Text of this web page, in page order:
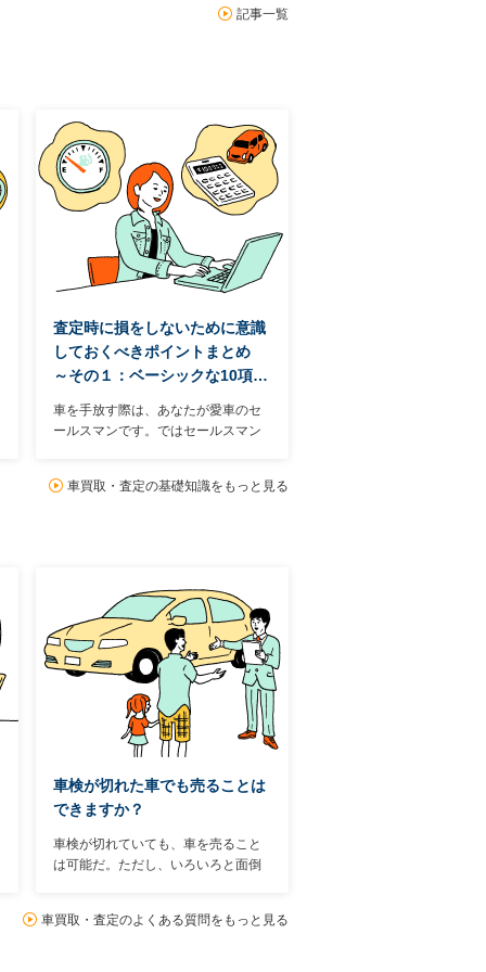
記事一覧
査定時に損をしないために意識
しておくべきポイントまとめ
～その１：ベーシックな10項…
車を手放す際は、あなたが愛車のセ
ールスマンです。ではセールスマン
19項目ある。中には日頃の使い方次
車買取・査定の基礎知識をもっと見る
車検が切れた車でも売ることは
できますか？
車検が切れていても、車を売ること
は可能だ。ただし、いろいろと面倒
らせることができないからだ。その
車買取・査定のよくある質問をもっと見る